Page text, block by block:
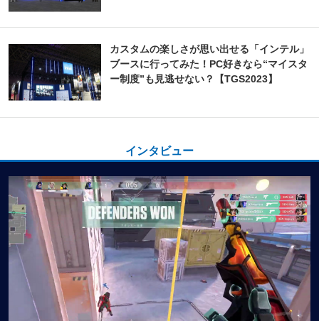
カスタムの楽しさが思い出せる「インテル」
ブースに行ってみた！PC好きなら“マイスタ
ー制度”も見逃せない？【TGS2023】
インタビュー